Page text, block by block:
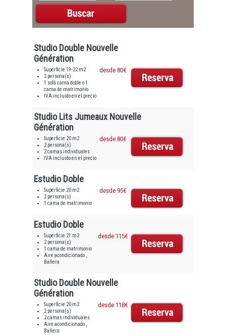
Studio Double Nouvelle
Génération
Superficie 19-22 m2
2 persona(s)
1 sofá cama doble o 1
cama de matrimonio
IVA incluido en el precio
desde 80€
Studio Lits Jumeaux Nouvelle
Génération
Superficie 20 m2
2 persona(s)
2 camas individuales
IVA incluido en el precio
desde 80€
Estudio Doble
Superficie 20 m2
2 persona(s)
1 cama de matrimonio
desde 95€
Estudio Doble
Superficie 21 m2
2 persona(s)
1 cama de matrimonio
Aire acondicionado ,
Bañera
desde 115€
Studio Double Nouvelle
Génération
Superficie 20 m2
2 persona(s)
2 camas individuales
Aire acondicionado ,
Bañera
desde 118€